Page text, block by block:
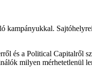
kampányukkal.
és a Political Capitalről
milyen mérhetetlenül